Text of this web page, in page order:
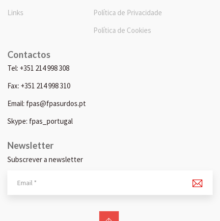
Links
Política de Privacidade
Política de Cookies
Contactos
Tel: +351 214 998 308
Fax: +351 214 998 310
Email: fpas@fpasurdos.pt
Skype: fpas_portugal
Newsletter
Subscrever a newsletter